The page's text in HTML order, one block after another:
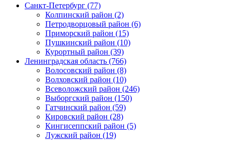
Санкт-Петербург (77)
Колпинский район (2)
Петродворцовый район (6)
Приморский район (15)
Пушкинский район (10)
Курортный район (39)
Ленинградская область (766)
Волосовский район (8)
Волховский район (10)
Всеволожский район (246)
Выборгский район (150)
Гатчинский район (59)
Кировский район (28)
Кингисеппский район (5)
Лужский район (19)